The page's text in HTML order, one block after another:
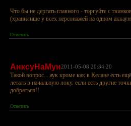
Что бы не дергать главного - торгуйте с
(хранилище у всех персонажей на одном
Ответить
АнксуНаМун2011-05-08 20:34:20
Такой вопрос....аук кроме как в Келане есть
летать в начальную локу. если есть другие
добраться!!
Ответить